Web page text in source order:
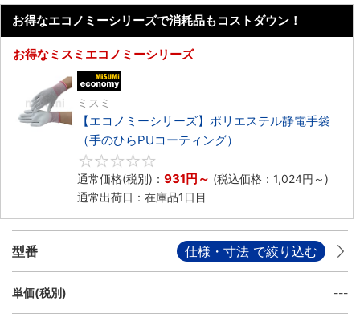
お得なエコノミーシリーズで消耗品もコストダウン！
お得なミスミエコノミーシリーズ
ミスミ
【エコノミーシリーズ】ポリエステル静電手袋
（手のひらPUコーティング）
通常価格(税別)： 931円 ～ (税込価格： 1,024円 ～)
通常出荷日：在庫品1日目
型番 仕様・寸法 で絞り込む
単価(税別) ---